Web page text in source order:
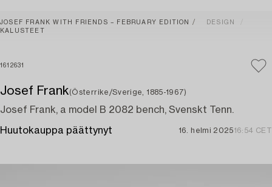
JOSEF FRANK WITH FRIENDS – FEBRUARY EDITION
DESIGN
KALUSTEET
1612631
Josef Frank(Österrike/Sverige, 1885-1967)
Josef Frank, a model B 2082 bench, Svenskt Tenn.
Huutokauppa päättynyt 16. helmi 202516:54 CET